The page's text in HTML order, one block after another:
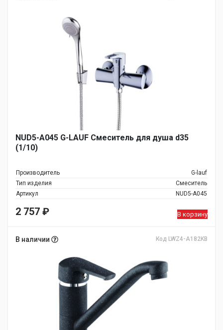
NUD5-A045 G-LAUF Смеситель для душа d35
(1/10)
Производитель
G-lauf
Тип изделия
Смеситель
Артикул
NUD5-A045
2 757 ₽ В корзину
В наличии Код LWZ4-A182KB